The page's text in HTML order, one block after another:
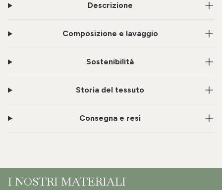
Descrizione
Composizione e lavaggio
Sostenibilità
Storia del tessuto
Consegna e resi
I NOSTRI MATERIALI